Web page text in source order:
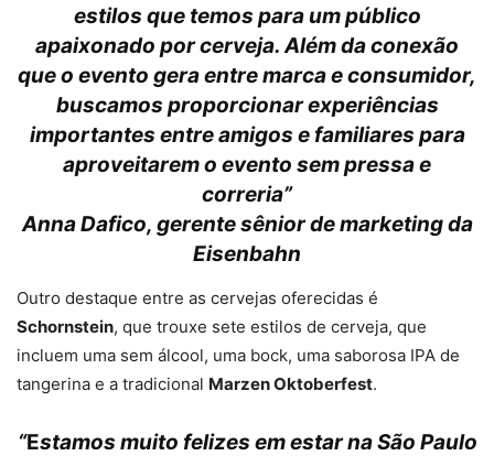
estilos que temos para um público
apaixonado por cerveja. Além da conexão
que o evento gera entre marca e consumidor,
buscamos proporcionar experiências
importantes entre amigos e familiares para
aproveitarem o evento sem pressa e
correria”
Anna Dafico, gerente sênior de marketing da
Eisenbahn
Outro destaque entre as cervejas oferecidas é
Schornstein, que trouxe sete estilos de cerveja, que
incluem uma sem álcool, uma bock, uma saborosa IPA de
tangerina e a tradicional Marzen Oktoberfest.
“Estamos muito felizes em estar na São Paulo